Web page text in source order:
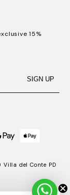
15%
SIGN UP
del Conte PD